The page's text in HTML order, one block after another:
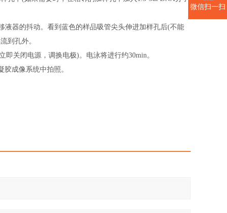
器的抖动。看到蓝色的样品吸管尖头伸进加样孔后(不能
到孔外。
关闭电源，调换电极)。电泳将进行约30min。
成像系统中拍照。
微信扫一扫